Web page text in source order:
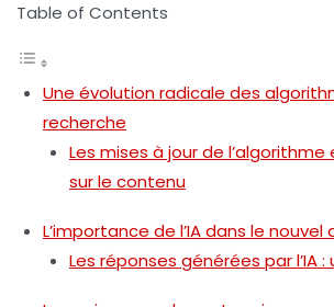
Table of Contents
Une évolution radicale des
recherche
Les mises à jour de
sur le contenu
L’importance de l’IA dans le
Les réponses générées par l’IA